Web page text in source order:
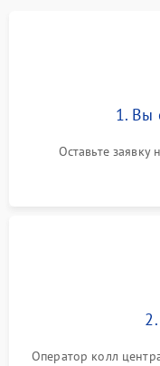
1. Вы
Оставьте
Оператор колл